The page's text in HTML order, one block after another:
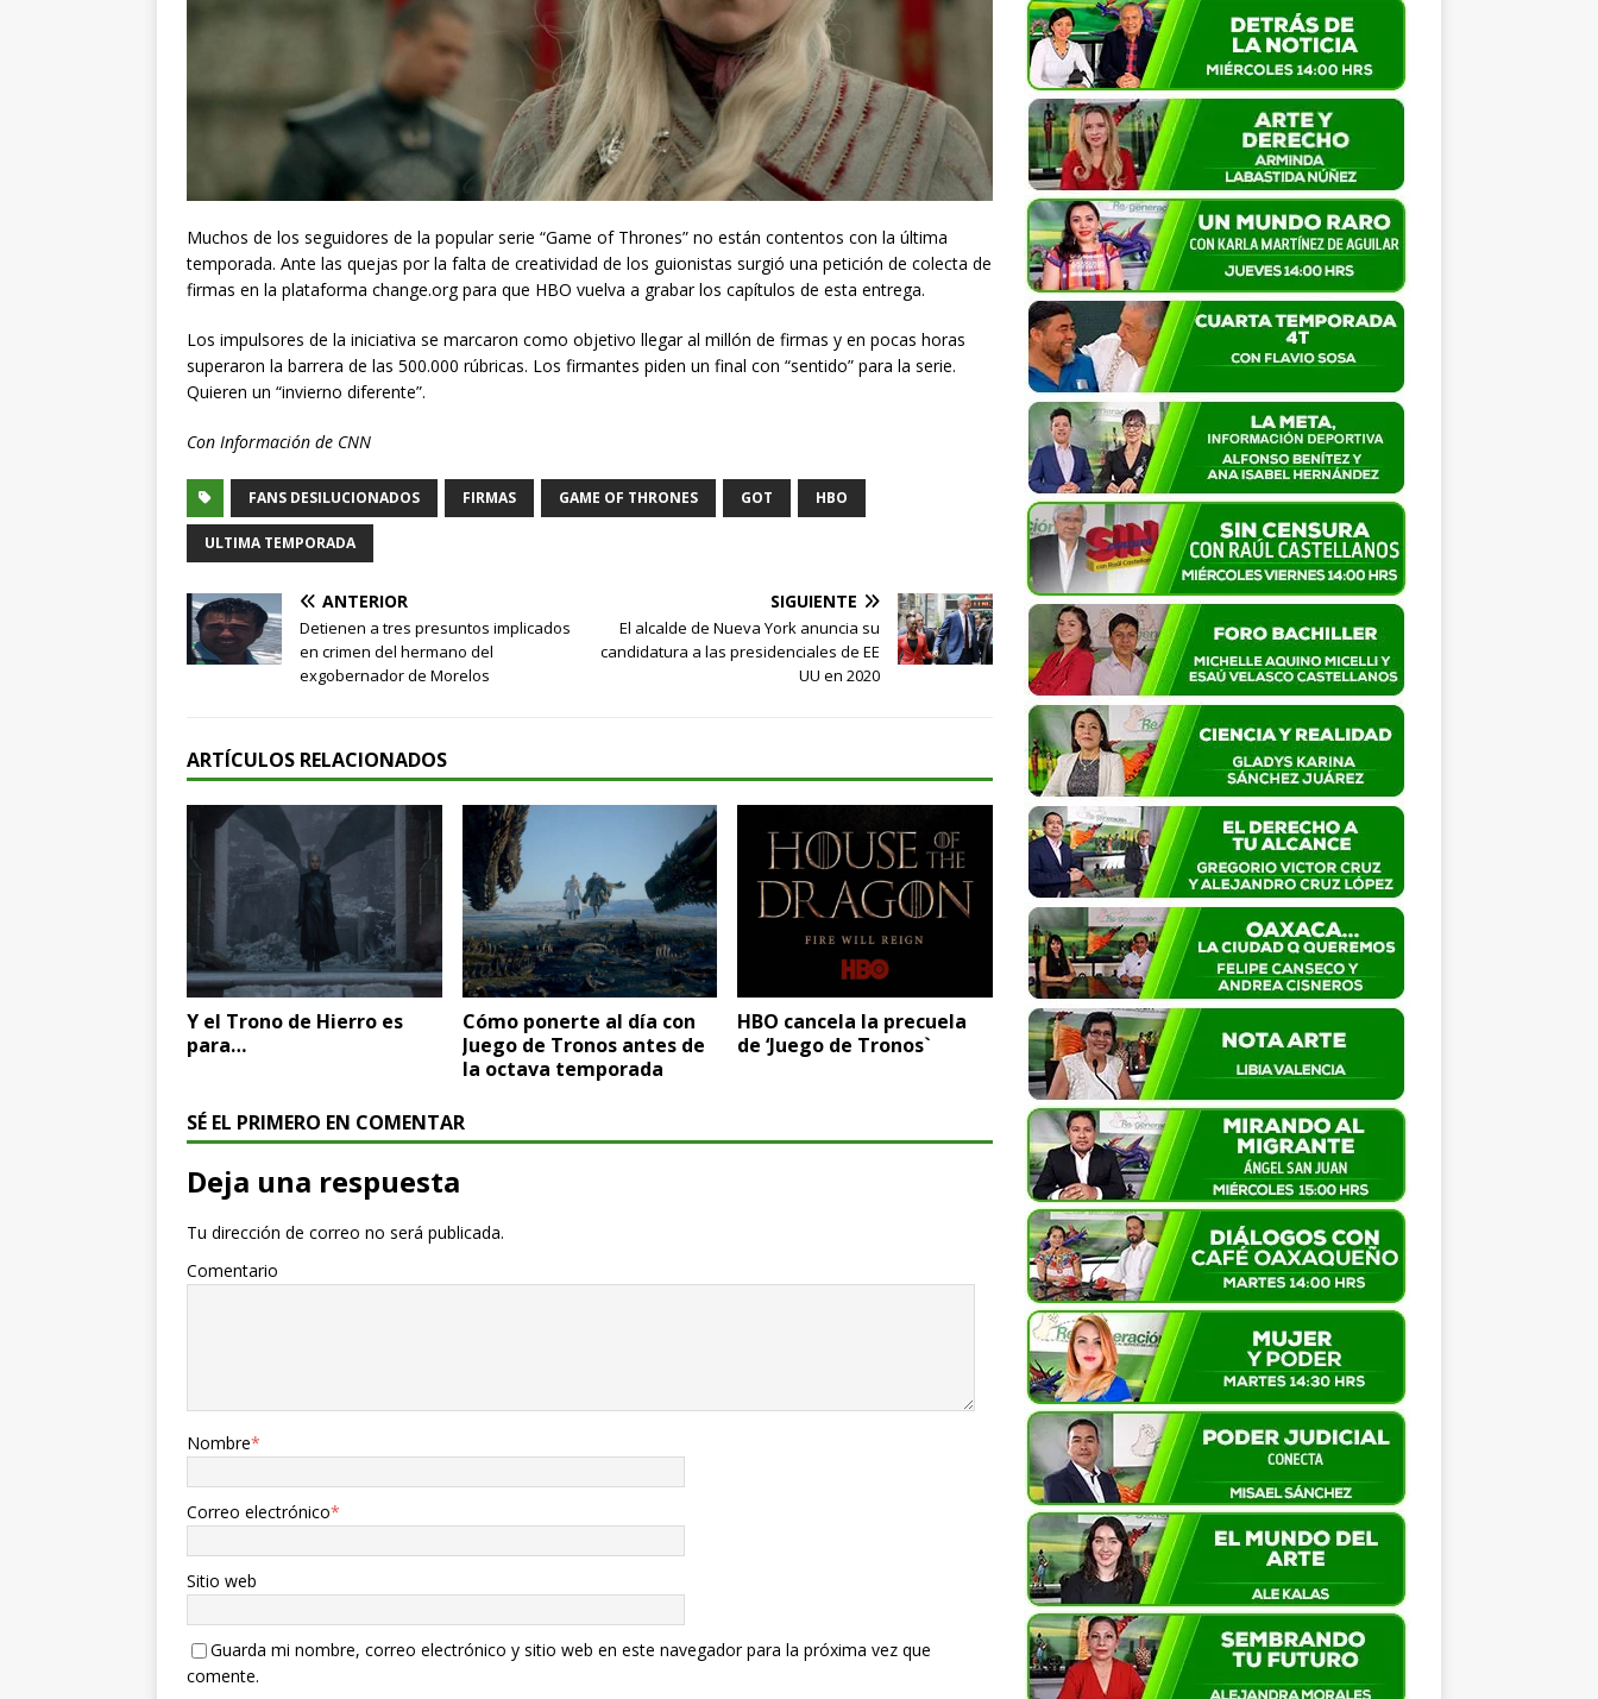
Muchos de los seguidores de la popular serie “Game of Thrones” no están contentos con la última
temporada. Ante las quejas por la falta de creatividad de los guionistas surgió una petición de colecta de
firmas en la plataforma change.org para que HBO vuelva a grabar los capítulos de esta entrega.
Los impulsores de la iniciativa se marcaron como objetivo llegar al millón de firmas y en pocas horas
superaron la barrera de las 500.000 rúbricas. Los firmantes piden un final con “sentido” para la serie.
Quieren un “invierno diferente”.
Con Información de CNN
FANS DESILUCIONADOS FIRMAS GAME OF THRONES GOT HBO
ULTIMA TEMPORADA
ANTERIOR
Detienen a tres presuntos implicados
en crimen del hermano del
exgobernador de Morelos
SIGUIENTE
El alcalde de Nueva York anuncia su
candidatura a las presidenciales de EE
UU en 2020
ARTÍCULOS RELACIONADOS
Y el Trono de Hierro es
para…
Cómo ponerte al día con
Juego de Tronos antes de
la octava temporada
HBO cancela la precuela
de ‘Juego de Tronos`
SÉ EL PRIMERO EN COMENTAR
Deja una respuesta
Tu dirección de correo no será publicada.
Comentario
Nombre*
Correo electrónico*
Sitio web
Guarda mi nombre, correo electrónico y sitio web en este navegador para la próxima vez que
comente.